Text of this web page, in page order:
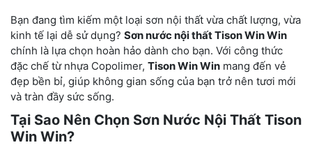
Bạn đang tìm kiếm một loại sơn nội thất vừa chất lượng, vừa
kinh tế lại dễ sử dụng? Sơn nước nội thất Tison Win Win
chính là lựa chọn hoàn hảo dành cho bạn. Với công thức
đặc chế từ nhựa Copolimer, Tison Win Win mang đến vẻ
đẹp bền bỉ, giúp không gian sống của bạn trở nên tươi mới
và tràn đầy sức sống.
Tại Sao Nên Chọn Sơn Nước Nội Thất Tison
Win Win?